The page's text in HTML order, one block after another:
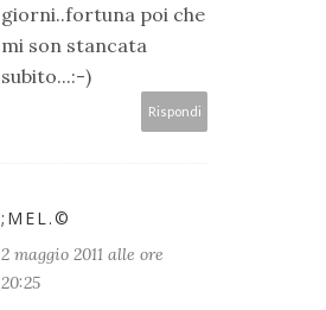
giorni..fortuna poi che
mi son stancata
subito...:-)
Rispondi
;MEL.©
2 maggio 2011 alle ore
20:25